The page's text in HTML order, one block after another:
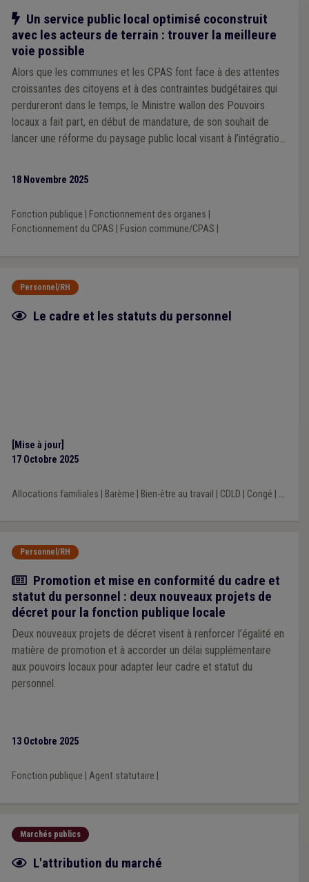
Notre action
Un service public local optimisé coconstruit
avec les acteurs de terrain : trouver la meilleure
voie possible
Alors que les communes et les CPAS font face à des attentes
croissantes des citoyens et à des contraintes budgétaires qui
perdureront dans le temps, le Ministre wallon des Pouvoirs
locaux a fait part, en début de mandature, de son souhait de
lancer une réforme du paysage public local visant à l’intégration
18 Novembre 2025
Fonction publique Fonctionnement des organes
Fonctionnement du CPAS
Fusion commune/CPAS
Personnel/RH
Fiche focus
Le cadre et les statuts du personnel
[Mise à jour]
17 Octobre 2025
Allocations familiales Barème Bien-être au travail CDLD Congé ...
Personnel/RH
Actualité
Promotion et mise en conformité du cadre et
statut du personnel : deux nouveaux projets de
décret pour la fonction publique locale
Deux nouveaux projets de décret visent à renforcer l’égalité en
matière de promotion et à accorder un délai supplémentaire
aux pouvoirs locaux pour adapter leur cadre et statut du
personnel.
13 Octobre 2025
Fonction publique Agent statutaire
Marchés publics
Fiche focus
L'attribution du marché